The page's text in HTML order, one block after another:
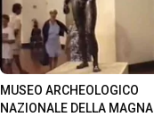
MUSEO ARCHEOLOGICO
NAZIONALE DELLA MAGNA